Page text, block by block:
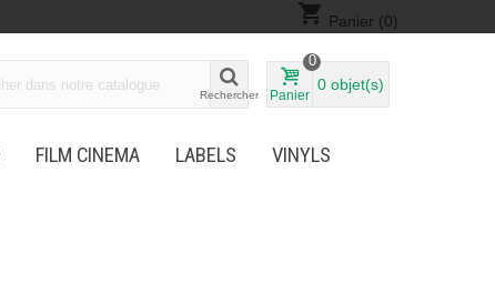
shopping_cart Panier (0)
Rechercher Panier
0
0 objet(s)
FILM CINEMA LABELS
VINYLS